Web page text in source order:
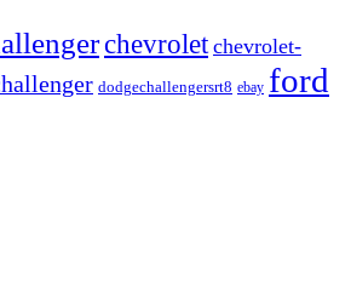
chevrolet chevrolet-
dodgechallengersrt8 ebay ford